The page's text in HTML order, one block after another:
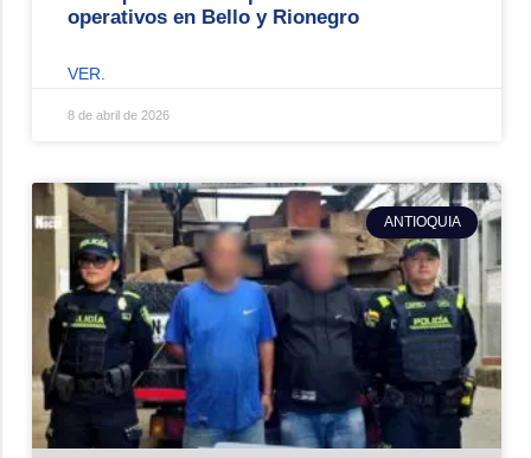
operativos en Bello y Rionegro
VER.
8 de abril de 2026
ANTIOQUIA